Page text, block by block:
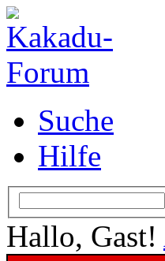
Suche
Hilfe
Hallo, Gast!